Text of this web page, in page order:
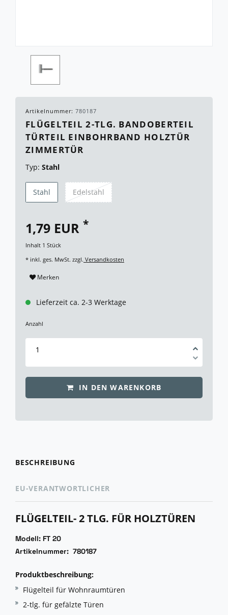
Artikelnummer: 780187
FLÜGELTEIL 2-TLG. BANDOBERTEIL
TÜRTEIL EINBOHRBAND HOLZTÜR
ZIMMERTÜR
Typ: Stahl
Stahl Edelstahl
1,79 EUR *
Inhalt 1 Stück
* inkl. ges. MwSt. zzgl. Versandkosten
Merken
Lieferzeit ca. 2-3 Werktage
Anzahl
IN DEN WARENKORB
BESCHREIBUNG
EU-VERANTWORTLICHER
FLÜGELTEIL- 2 TLG. FÜR HOLZTÜREN
Modell: FT 20
Artikelnummer: 780187
Produktbeschreibung:
Flügelteil für Wohnraumtüren
2-tlg. für gefälzte Türen